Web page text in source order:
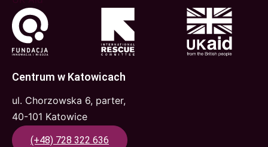
Centrum w Katowicach
ul. Chorzowska 6, parter,
40-101 Katowice
(+48) 728 322 636